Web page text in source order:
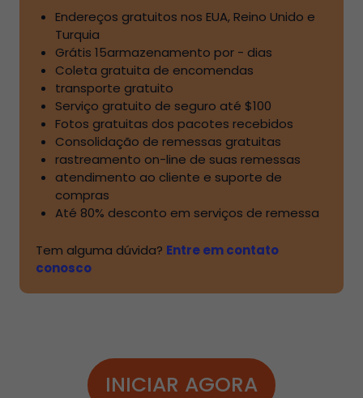
Endereços gratuitos nos EUA, Reino Unido e
Turquia
Grátis 15armazenamento por - dias
Coleta gratuita de encomendas
transporte gratuito
Serviço gratuito de seguro até $100
Fotos gratuitas dos pacotes recebidos
Consolidação de remessas gratuitas
rastreamento on-line de suas remessas
atendimento ao cliente e suporte de
compras
Até 80% desconto em serviços de remessa
Tem alguma dúvida? Entre em contato
conosco
INICIAR AGORA